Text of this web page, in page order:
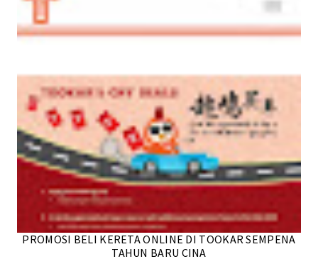
PROMOSI BELI KERETA ONLINE DI TOOKAR SEMPENA
TAHUN BARU CINA